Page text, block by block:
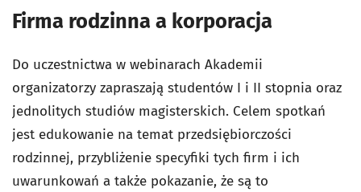
Firma rodzinna a korporacja
Do uczestnictwa w webinarach Akademii
organizatorzy zapraszają studentów I i II stopnia oraz
jednolitych studiów magisterskich. Celem spotkań
jest edukowanie na temat przedsiębiorczości
rodzinnej, przybliżenie specyfiki tych firm i ich
uwarunkowań a także pokazanie, że są to